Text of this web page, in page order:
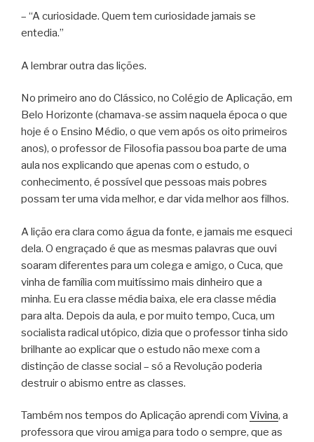
– “A curiosidade. Quem tem curiosidade jamais se
entedia.”
A lembrar outra das lições.
No primeiro ano do Clássico, no Colégio de Aplicação, em
Belo Horizonte (chamava-se assim naquela época o que
hoje é o Ensino Médio, o que vem após os oito primeiros
anos), o professor de Filosofia passou boa parte de uma
aula nos explicando que apenas com o estudo, o
conhecimento, é possível que pessoas mais pobres
possam ter uma vida melhor, e dar vida melhor aos filhos.
A lição era clara como água da fonte, e jamais me esqueci
dela. O engraçado é que as mesmas palavras que ouvi
soaram diferentes para um colega e amigo, o Cuca, que
vinha de família com muitíssimo mais dinheiro que a
minha. Eu era classe média baixa, ele era classe média
para alta. Depois da aula, e por muito tempo, Cuca, um
socialista radical utópico, dizia que o professor tinha sido
brilhante ao explicar que o estudo não mexe com a
distinção de classe social – só a Revolução poderia
destruir o abismo entre as classes.
Também nos tempos do Aplicação aprendi com Vivina, a
professora que virou amiga para todo o sempre, que as